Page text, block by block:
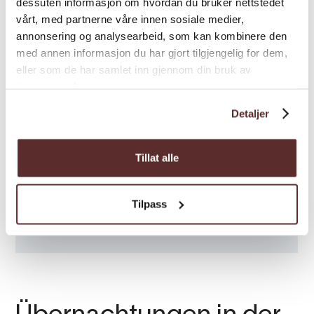
vårt, med partnerne våre innen sosiale medier,
annonsering og analysearbeid, som kan kombinere den
med annen informasjon du har gjort tilgjengelig for dem,
eller som de har samlet inn gjennom din bruk av
Detaljer
Tillat alle
Tilpass